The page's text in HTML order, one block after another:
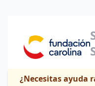
¿Necesitas ayuda